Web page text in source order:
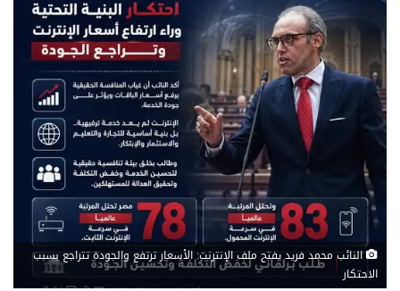
النائب محمد فريد يفتح ملف الإنترنت: الأسعار ترتفع والجودة تتراجع بسبب
الاحتكار